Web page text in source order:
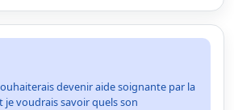
devenir aide soignante par la
je voudrais savoir quels son